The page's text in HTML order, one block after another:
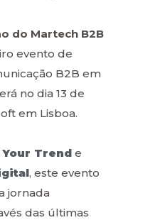
do Martech B2B
evento de
B2B em
no dia 13 de
em Lisboa.
Your Trend e
, este evento
jornada
das últimas